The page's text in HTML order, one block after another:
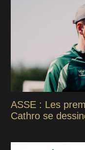
ASSE : Les
Cathro se